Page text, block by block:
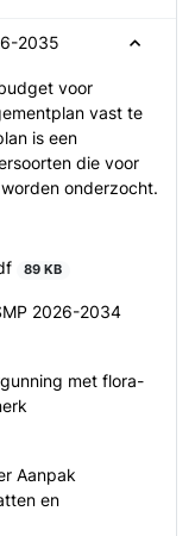
2035
voor
vast te
is een
die voor
onderzocht.
89 KB
2026-2034
met flora-
Aanpak
en